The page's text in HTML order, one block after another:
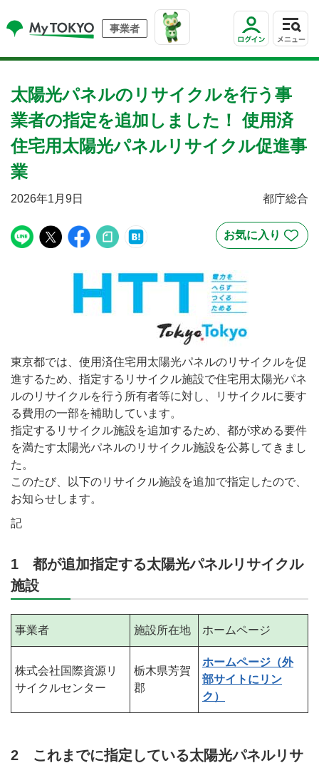
事業者
太陽光パネルのリサイクルを行う事
業者の指定を追加しました！ 使用済
住宅用太陽光パネルリサイクル促進事
業
2026年1月9日 都庁総合
東京都では、使用済住宅用太陽光パネルのリサイクルを促
進するため、指定するリサイクル施設で住宅用太陽光パネ
ルのリサイクルを行う所有者等に対し、リサイクルに要す
る費用の一部を補助しています。
指定するリサイクル施設を追加するため、都が求める要件
を満たす太陽光パネルのリサイクル施設を公募してきまし
た。
このたび、以下のリサイクル施設を追加で指定したので、
お知らせします。
記
1 都が追加指定する太陽光パネルリサイクル
施設
事業者 施設所在地 ホームページ
株式会社国際資源リ
サイクルセンター
栃木県芳賀
郡
ホームページ（外
部サイトにリン
ク）
2 これまでに指定している太陽光パネルリサ